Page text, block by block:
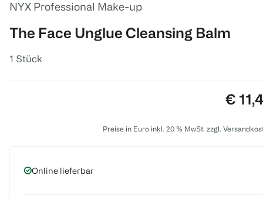
NYX Professional Make-up
The Face Unglue Cleansing Balm
1 Stück
Preis:
€
Preise in Euro inkl. 20 % MwSt. zzgl.
Online lieferbar